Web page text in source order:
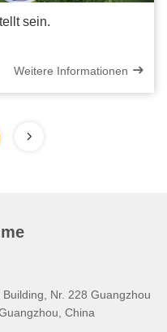
sein.
Weitere Informationen
Nr. 228 Guangzhou
China